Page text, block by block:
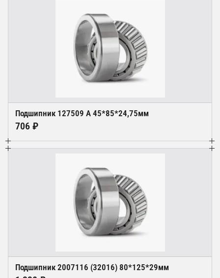
Подшипник 127509 А 45*85*24,75мм
706 ₽
Подшипник 2007116 (32016) 80*125*29мм